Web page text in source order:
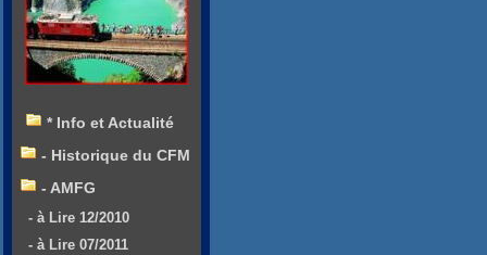
* Info et Actualité
- Historique du CFM
- AMFG
- à Lire 12/2010
- à Lire 07/2011